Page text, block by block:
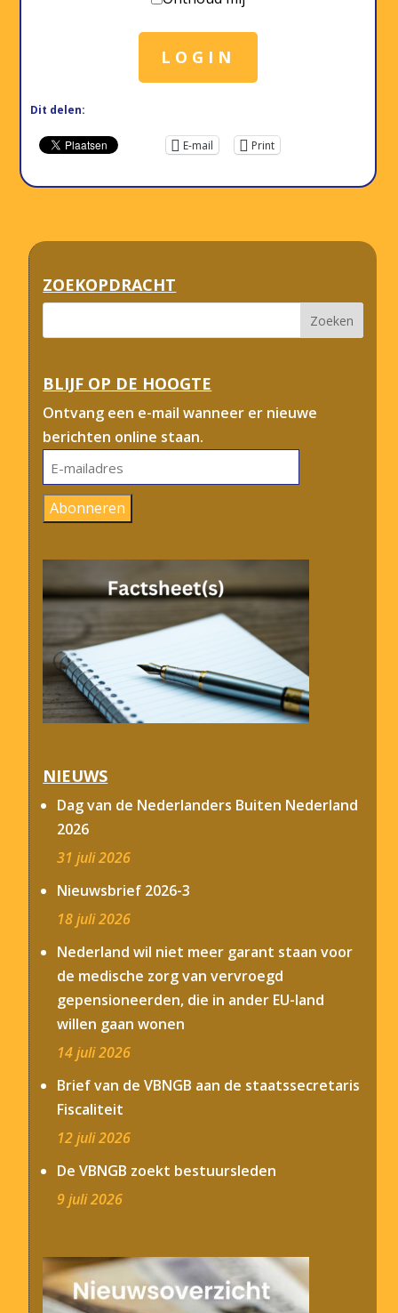
LOGIN
Dit delen:
E-mail Print
ZOEKOPDRACHT
BLIJF OP DE HOOGTE
Ontvang een e-mail wanneer er nieuwe
berichten online staan.
E-
mailadres
Abonneren
NIEUWS
Dag van de Nederlanders Buiten Nederland
2026
31 juli 2026
Nieuwsbrief 2026-3
18 juli 2026
Nederland wil niet meer garant staan voor
de medische zorg van vervroegd
gepensioneerden, die in ander EU-land
willen gaan wonen
14 juli 2026
Brief van de VBNGB aan de staatssecretaris
Fiscaliteit
12 juli 2026
De VBNGB zoekt bestuursleden
9 juli 2026